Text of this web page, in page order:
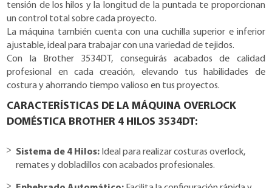
tensión de los hilos y la longitud de la puntada te proporcionan
un control total sobre cada proyecto.
La máquina también cuenta con una cuchilla superior e inferior
ajustable, ideal para trabajar con una variedad de tejidos.
Con la Brother 3534DT, conseguirás acabados de calidad
profesional en cada creación, elevando tus habilidades de
costura y ahorrando tiempo valioso en tus proyectos.
CARACTERÍSTICAS DE LA MÁQUINA OVERLOCK
DOMÉSTICA BROTHER 4 HILOS 3534DT:
Sistema de 4 Hilos: Ideal para realizar costuras overlock,
remates y dobladillos con acabados profesionales.